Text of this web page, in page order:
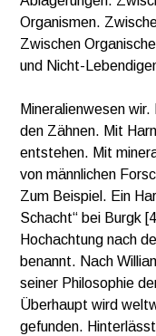
Organismen.
Zwischen
und Nicht-
Mineralienwesen
den Zähnen. Mit
entstehen. Mit
von männlichen
Zum Beispiel. Ein
Schacht“ bei Burgk
Hochachtung nach
benannt. Nach
seiner Philosophie
Überhaupt wird
gefunden.